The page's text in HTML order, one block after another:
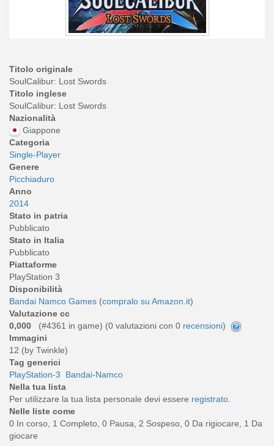
Titolo originale
SoulCalibur: Lost Swords
Titolo inglese
SoulCalibur: Lost Swords
Nazionalità
Giappone
Categoria
Single-Player
Genere
Picchiaduro
Anno
2014
Stato in patria
Pubblicato
Stato in Italia
Pubblicato
Piattaforme
PlayStation 3
Disponibilità
Bandai Namco Games (compralo su Amazon.it)
Valutazione cc
0,000
(#4361 in game) (0 valutazioni con 0 recensioni)
Immagini
12 (by Twinkle)
Tag generici
PlayStation-3
Bandai-Namco
Nella tua lista
Per utilizzare la tua lista personale devi essere registrato.
Nelle liste come
0 In corso, 1 Completo, 0 Pausa, 2 Sospeso, 0 Da rigiocare, 1 Da
giocare